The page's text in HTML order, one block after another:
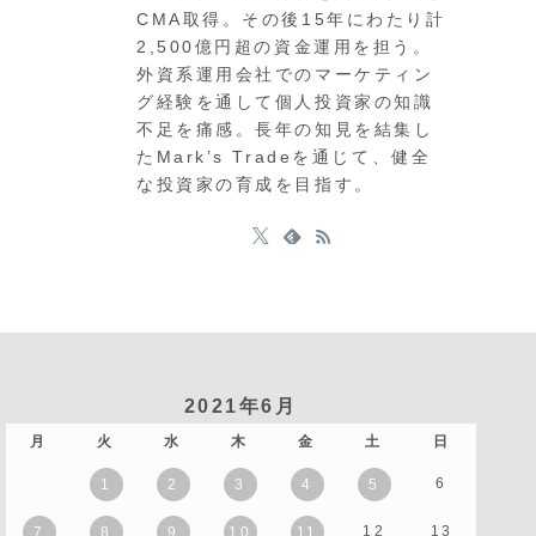
CMA取得。その後15年にわたり計
2,500億円超の資金運用を担う。
外資系運用会社でのマーケティン
グ経験を通して個人投資家の知識
不足を痛感。長年の知見を結集し
たMark’s Tradeを通じて、健全
な投資家の育成を目指す。
2021年6月
月 火 水 木 金 土 日
1 2 3 4 5 6
7 8 9 10 11 12 13